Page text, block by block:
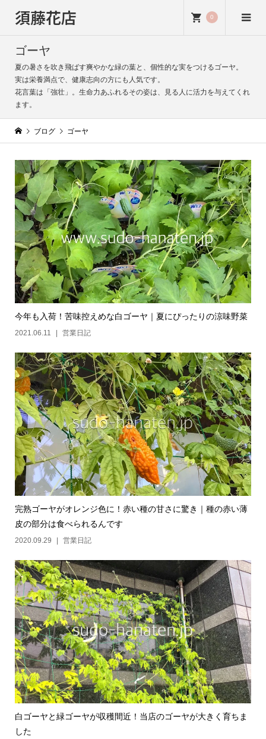
須藤花店 0
ゴーヤ
夏の暑さを吹き飛ばす爽やかな緑の葉と、個性的な実をつけるゴーヤ。
実は栄養満点で、健康志向の方にも人気です。
花言葉は「強壮」。生命力あふれるその姿は、見る人に活力を与えてくれ
ます。
ブログ ゴーヤ
今年も入荷！苦味控えめな白ゴーヤ｜夏にぴったりの涼味野菜
2021.06.11 営業日記
完熟ゴーヤがオレンジ色に！赤い種の甘さに驚き｜種の赤い薄
皮の部分は食べられるんです
2020.09.29 営業日記
白ゴーヤと緑ゴーヤが収穫間近！当店のゴーヤが大きく育ちま
した